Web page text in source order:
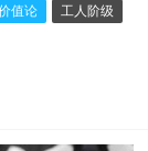
值论
工人阶级